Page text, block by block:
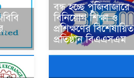
বন্ধ হচ্ছে পুঁজিবাজারে
বিনিয়োগ শিক্ষা ও
প্রশিক্ষণের বিশেষায়িত
প্রতিষ্ঠান বিএএসএম